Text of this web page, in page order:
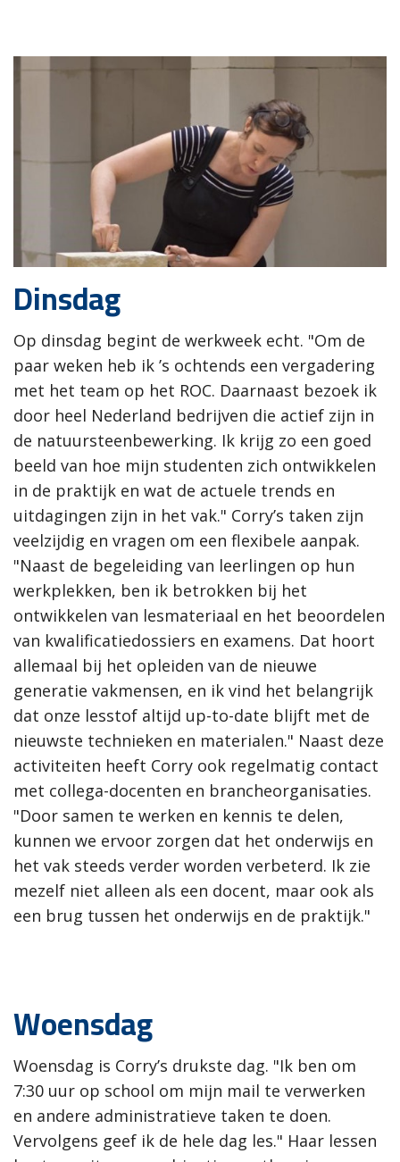
Dinsdag
Op dinsdag begint de werkweek echt. "Om de
paar weken heb ik ’s ochtends een vergadering
met het team op het ROC. Daarnaast bezoek ik
door heel Nederland bedrijven die actief zijn in
de natuursteenbewerking. Ik krijg zo een goed
beeld van hoe mijn studenten zich ontwikkelen
in de praktijk en wat de actuele trends en
uitdagingen zijn in het vak." Corry’s taken zijn
veelzijdig en vragen om een flexibele aanpak.
"Naast de begeleiding van leerlingen op hun
werkplekken, ben ik betrokken bij het
ontwikkelen van lesmateriaal en het beoordelen
van kwalificatiedossiers en examens. Dat hoort
allemaal bij het opleiden van de nieuwe
generatie vakmensen, en ik vind het belangrijk
dat onze lesstof altijd up-to-date blijft met de
nieuwste technieken en materialen." Naast deze
activiteiten heeft Corry ook regelmatig contact
met collega-docenten en brancheorganisaties.
"Door samen te werken en kennis te delen,
kunnen we ervoor zorgen dat het onderwijs en
het vak steeds verder worden verbeterd. Ik zie
mezelf niet alleen als een docent, maar ook als
een brug tussen het onderwijs en de praktijk."
Woensdag
Woensdag is Corry’s drukste dag. "Ik ben om
7:30 uur op school om mijn mail te verwerken
en andere administratieve taken te doen.
Vervolgens geef ik de hele dag les." Haar lessen